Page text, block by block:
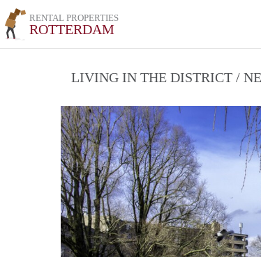
RENTAL PROPERTIES
ROTTERDAM
LIVING IN THE DISTRICT /